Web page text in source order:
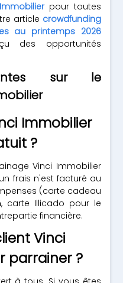
pour toutes
article crowdfunding
au printemps 2026
des opportunités
sur le
Immobilier
?
Vinci Immobilier
frais n'est facturé au
(carte cadeau
carte Illicado pour le
financière.
Vinci
parrainer ?